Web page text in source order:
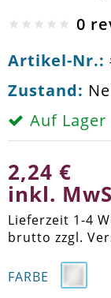
0
Artikel-Nr.:
Zustand:
Auf Lager
2,24 €
inkl.
Lieferzeit 1-4
brutto zzgl.
FARBE